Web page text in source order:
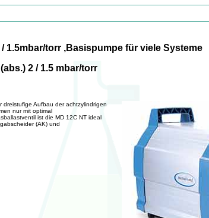
1.5mbar/torr ,Basispumpe für viele Systeme
2 / 1.5 mbar/torr
Aufbau der achtzylindrigen
nur mit optimal
ist die MD 12C NT ideal
(AK) und